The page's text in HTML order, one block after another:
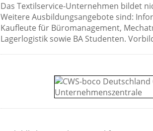
Das Textilservice-Unternehmen bildet
Weitere Ausbildungsangebote sind:
Kaufleute für Büromanagement,
Lagerlogistik sowie BA Studenten.